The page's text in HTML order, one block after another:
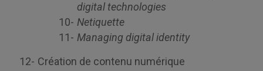
digital technologies
Netiquette
Managing digital identity
Création de contenu numérique